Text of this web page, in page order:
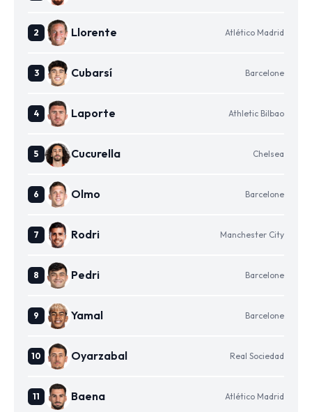
Llorente Atlético Madrid
Cubarsí Barcelone
Laporte Athletic Bilbao
Cucurella Chelsea
Olmo Barcelone
Rodri Manchester City
Pedri Barcelone
Yamal Barcelone
Oyarzabal Real Sociedad
Baena Atlético Madrid